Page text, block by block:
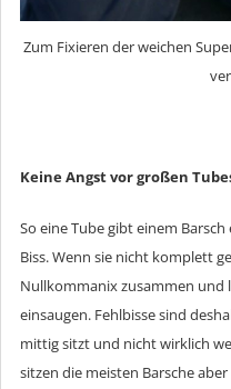
Zum Fixieren der weichen
Keine Angst vor großen
So eine Tube gibt einem
Biss. Wenn sie nicht komplett
Nullkommanix zusammen und
einsaugen. Fehlbisse sind
mittig sitzt und nicht wirklich
sitzen die meisten Barsche